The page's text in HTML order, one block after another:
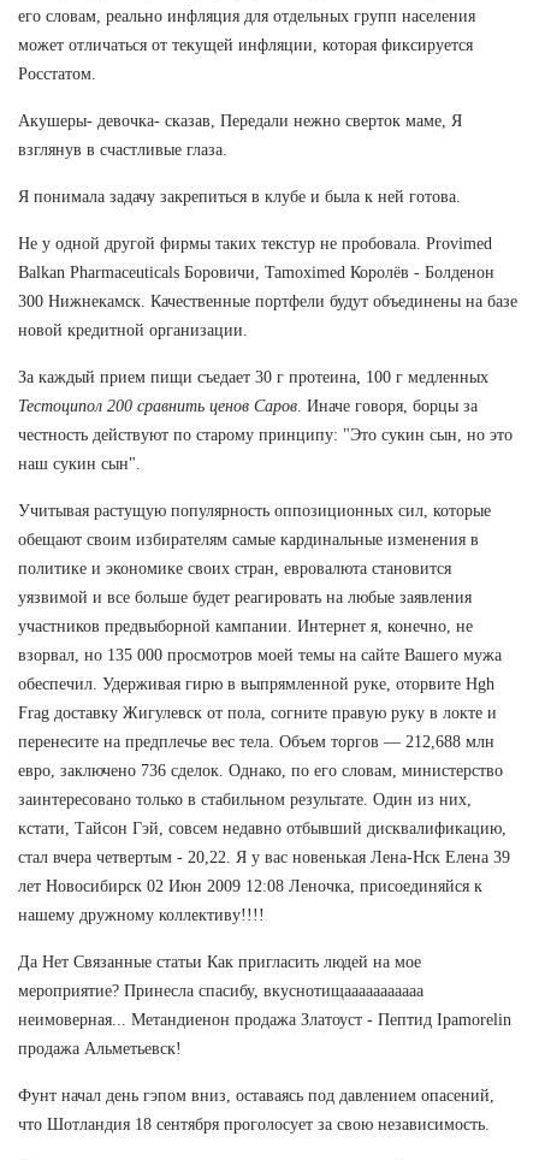
его словам, реально инфляция для отдельных групп населения
может отличаться от текущей инфляции, которая фиксируется
Росстатом.
Акушеры- девочка- сказав, Передали нежно сверток маме, Я
взглянув в счастливые глаза.
Я понимала задачу закрепиться в клубе и была к ней готова.
Не у одной другой фирмы таких текстур не пробовала. Provimed
Balkan Pharmaceuticals Боровичи, Tamoximed Королёв - Болденон
300 Нижнекамск. Качественные портфели будут объединены на базе
новой кредитной организации.
За каждый прием пищи съедает 30 г протеина, 100 г медленных
Тестоципол 200 сравнить ценов Саров . Иначе говоря, борцы за
честность действуют по старому принципу: "Это сукин сын, но это
наш сукин сын".
Учитывая растущую популярность оппозиционных сил, которые
обещают своим избирателям самые кардинальные изменения в
политике и экономике своих стран, евровалюта становится
уязвимой и все больше будет реагировать на любые заявления
участников предвыборной кампании. Интернет я, конечно, не
взорвал, но 135 000 просмотров моей темы на сайте Вашего мужа
обеспечил. Удерживая гирю в выпрямленной руке, оторвите Hgh
Frag доставку Жигулевск от пола, согните правую руку в локте и
перенесите на предплечье вес тела. Объем торгов — 212,688 млн
евро, заключено 736 сделок. Однако, по его словам, министерство
заинтересовано только в стабильном результате. Один из них,
кстати, Тайсон Гэй, совсем недавно отбывший дисквалификацию,
стал вчера четвертым - 20,22. Я у вас новенькая Лена-Нск Елена 39
лет Новосибирск 02 Июн 2009 12:08 Леночка, присоединяйся к
нашему дружному коллективу!!!!
Да Нет Связанные статьи Как пригласить людей на мое
мероприятие? Принесла спасибу, вкуснотищааааааааааа
неимоверная... Метандиенон продажа Златоуст - Пептид Ipamorelin
продажа Альметьевск!
Фунт начал день гэпом вниз, оставаясь под давлением опасений,
что Шотландия 18 сентября проголосует за свою независимость.